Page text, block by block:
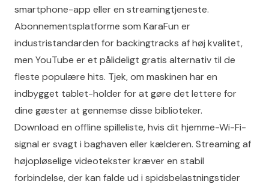
smartphone-app eller en streamingtjeneste.
Abonnementsplatforme som KaraFun er
industristandarden for backingtracks af høj kvalitet,
men YouTube er et pålideligt gratis alternativ til de
fleste populære hits. Tjek, om maskinen har en
indbygget tablet-holder for at gøre det lettere for
dine gæster at gennemse disse biblioteker.
Download en offline spilleliste, hvis dit hjemme-Wi-Fi-
signal er svagt i baghaven eller kælderen. Streaming af
højopløselige videotekster kræver en stabil
forbindelse, der kan falde ud i spidsbelastningstider